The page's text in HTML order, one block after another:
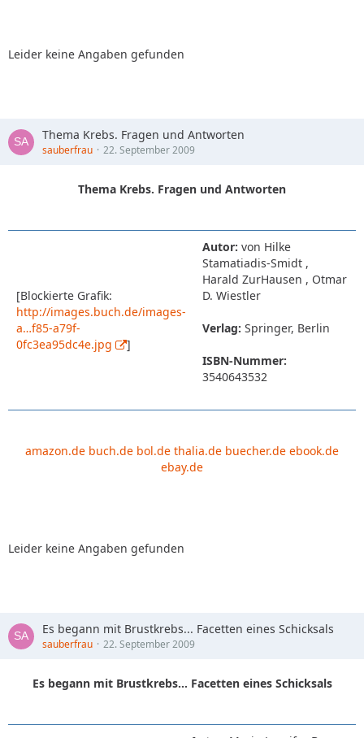
Leider keine Angaben gefunden
Thema Krebs. Fragen und Antworten
sauberfrau 22. September 2009
Thema Krebs. Fragen und Antworten
[Blockierte Grafik:
http://images.buch.de/images-
a…f85-a79f-
0fc3ea95dc4e.jpg
]
Autor: von Hilke
Stamatiadis-Smidt ,
Harald ZurHausen , Otmar
D. Wiestler
Verlag: Springer, Berlin
ISBN-Nummer:
3540643532
amazon.de buch.de bol.de thalia.de buecher.de ebook.de
ebay.de
Leider keine Angaben gefunden
Es begann mit Brustkrebs... Facetten eines Schicksals
sauberfrau 22. September 2009
Es begann mit Brustkrebs... Facetten eines Schicksals